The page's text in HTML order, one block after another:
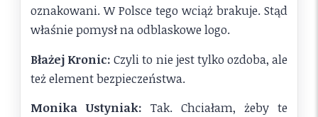
oznakowani. W Polsce tego wciąż brakuje. Stąd
właśnie pomysł na odblaskowe logo.
Błażej Kronic: Czyli to nie jest tylko ozdoba, ale
też element bezpieczeństwa.
Monika Ustyniak: Tak. Chciałam, żeby te